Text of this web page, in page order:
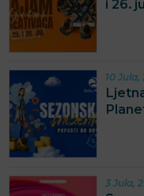
i 26.
10 Jula,
3 Jula,